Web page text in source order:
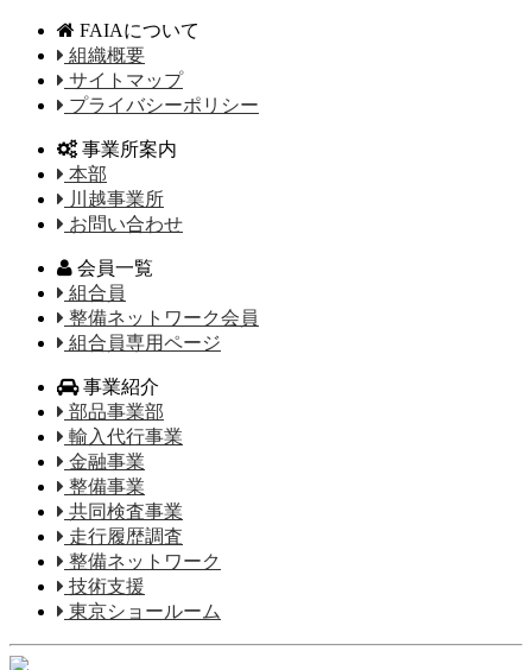
FAIAについて
組織概要
サイトマップ
プライバシーポリシー
事業所案内
本部
川越事業所
お問い合わせ
会員一覧
組合員
整備ネットワーク会員
組合員専用ページ
事業紹介
部品事業部
輸入代行事業
金融事業
整備事業
共同検査事業
走行履歴調査
整備ネットワーク
技術支援
東京ショールーム